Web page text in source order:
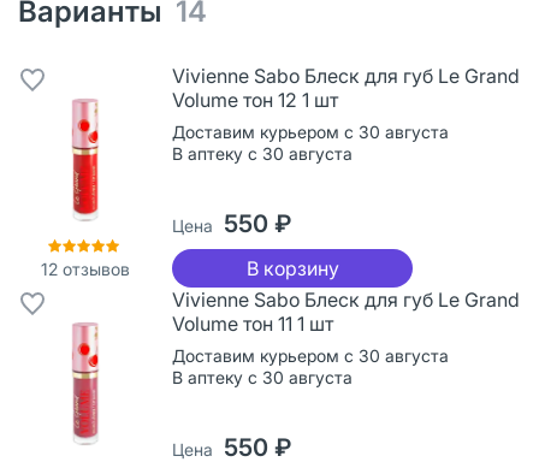
Варианты 14
12 отзывов
Vivienne Sabo Блеск для губ Le Grand
Volume тон 12 1 шт
Доставим курьером с 30 августа
В аптеку с 30 августа
Цена 550 ₽
В корзину
Vivienne Sabo Блеск для губ Le Grand
Volume тон 11 1 шт
Доставим курьером с 30 августа
В аптеку с 30 августа
Цена 550 ₽